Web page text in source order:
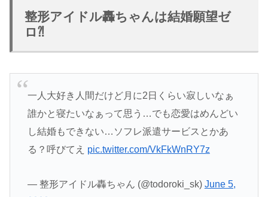
整形アイドル轟ちゃんは結婚願望ゼ
ロ⁈
一人大好き人間だけど月に2日くらい寂しいなぁ
誰かと寝たいなぁって思う…でも恋愛はめんどい
し結婚もできない…ソフレ派遣サービスとかあ
る？呼びてえ pic.twitter.com/VkFkWnRY7z
— 整形アイドル轟ちゃん (@todoroki_sk) June 5,